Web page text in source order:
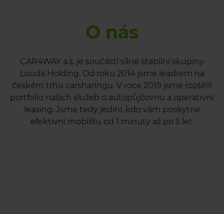
O nás
CAR4WAY a.s. je součástí silné stabilní skupiny
Louda Holding. Od roku 2014 jsme leadrem na
českém trhu carsharingu. V roce 2019 jsme rozšířili
portfolio našich služeb o autopůjčovnu a operativní
leasing. Jsme tedy jediní, kdo vám poskytne
efektivní mobilitu od 1 minuty až po 5 let.